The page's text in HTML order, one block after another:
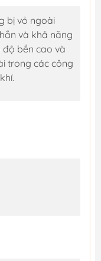
bị vỏ ngoài
và khả năng
bền cao và
trong các công